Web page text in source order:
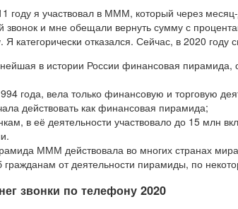
году я участвовал в МММ, который через
звонок и мне обещали вернуть сумму с
категорически отказался. Сейчас, в 2020 году
в истории России финансовая пирамида,
года, вела только финансовую и торговую
действовать как финансовая пирамида;
в её деятельности участвовало до 15 млн
МММ действовала во многих странах
от деятельности пирамиды, по
звонки по телефону 2020